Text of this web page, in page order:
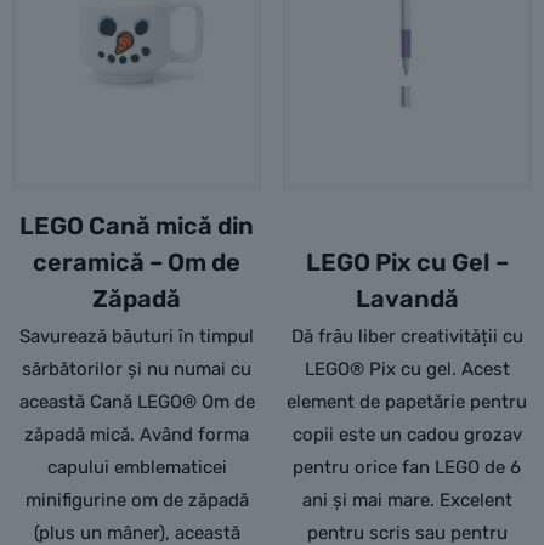
LEGO Cană mică din
ceramică – Om de
Zăpadă
Savurează băuturi în timpul
sărbătorilor și nu numai cu
această Cană LEGO® Om de
zăpadă mică. Având forma
capului emblematicei
minifigurine om de zăpadă
(plus un mâner), această
LEGO Pix cu Gel –
Lavandă
Dă frâu liber creativității cu
LEGO® Pix cu gel. Acest
element de papetărie pentru
copii este un cadou grozav
pentru orice fan LEGO de 6
ani și mai mare. Excelent
pentru scris sau pentru